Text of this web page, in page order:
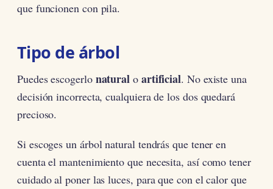
que funcionen con pila.
Tipo de árbol
Puedes escogerlo natural o artificial. No existe una
decisión incorrecta, cualquiera de los dos quedará
precioso.
Si escoges un árbol natural tendrás que tener en
cuenta el mantenimiento que necesita, así como tener
cuidado al poner las luces, para que con el calor que